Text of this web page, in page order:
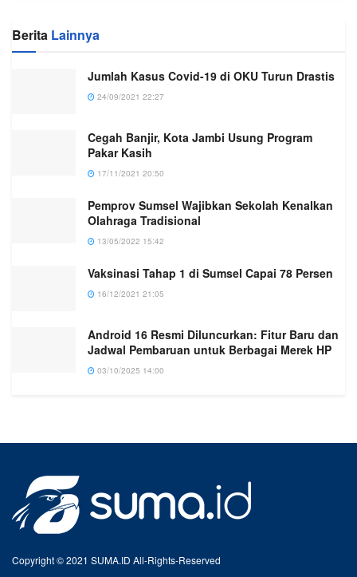
Berita Lainnya
Jumlah Kasus Covid-19 di OKU Turun Drastis
24/09/2021 22:27
Cegah Banjir, Kota Jambi Usung Program
Pakar Kasih
17/11/2021 20:50
Pemprov Sumsel Wajibkan Sekolah Kenalkan
Olahraga Tradisional
13/05/2022 15:42
Vaksinasi Tahap 1 di Sumsel Capai 78 Persen
16/12/2021 21:05
Android 16 Resmi Diluncurkan: Fitur Baru dan
Jadwal Pembaruan untuk Berbagai Merek HP
03/10/2025 14:00
Copyright © 2021 SUMA.ID All-Rights-Reserved